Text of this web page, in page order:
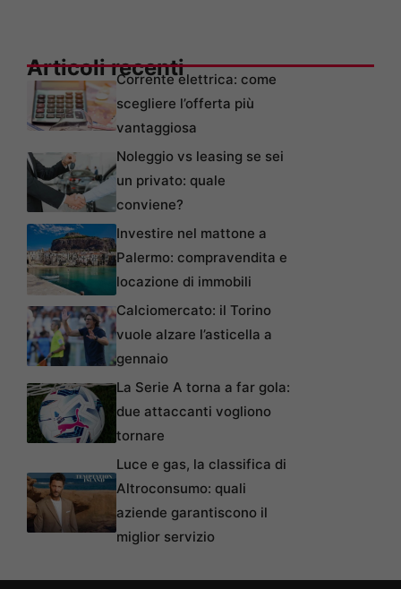
Articoli recentiCorrente elettrica: come
scegliere l’offerta più
vantaggiosa
Noleggio vs leasing se sei
un privato: quale
conviene?
Investire nel mattone a
Palermo: compravendita e
locazione di immobili
Calciomercato: il Torino
vuole alzare l’asticella a
gennaio
La Serie A torna a far gola:
due attaccanti vogliono
tornare
Luce e gas, la classifica di
Altroconsumo: quali
aziende garantiscono il
miglior servizio